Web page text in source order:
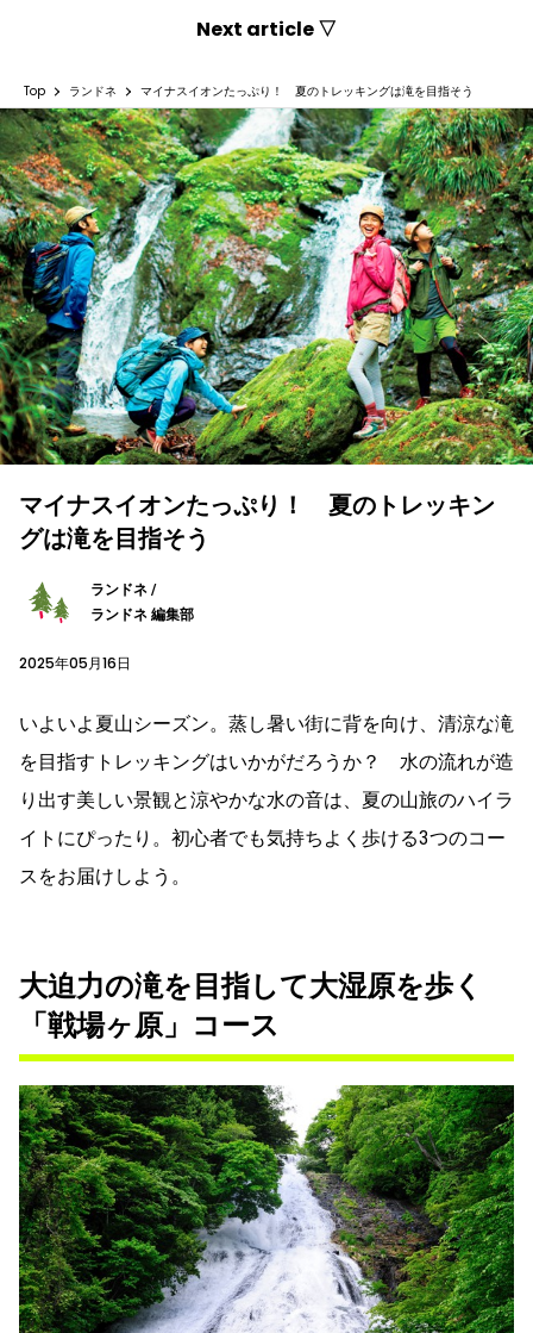
Next article ▽
Top ランドネ マイナスイオンたっぷり！ 夏のトレッキングは滝を目指そう
マイナスイオンたっぷり！ 夏のトレッキン
グは滝を目指そう
ランドネ /
ランドネ 編集部
2025年05月16日
いよいよ夏山シーズン。蒸し暑い街に背を向け、清涼な滝
を目指すトレッキングはいかがだろうか？ 水の流れが造
り出す美しい景観と涼やかな水の音は、夏の山旅のハイラ
イトにぴったり。初心者でも気持ちよく歩ける3つのコー
スをお届けしよう。
大迫力の滝を目指して大湿原を歩く
「戦場ヶ原」コース